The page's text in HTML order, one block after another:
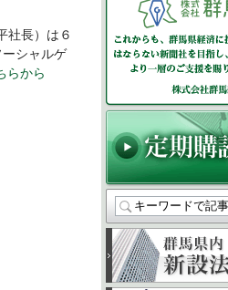
社長）は６
シャルゲ
らから